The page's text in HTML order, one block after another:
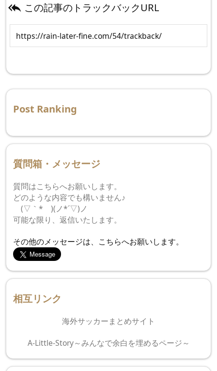
 この記事のトラックバックURL
Post Ranking
質問箱・メッセージ
質問はこちらへお願いします。
どのような内容でも構いません♪
ゝ(▽｀*ゝ)(ノ*´▽)ノ
可能な限り、返信いたします。
その他のメッセージは、こちらへお願いします。
相互リンク
海外サッカーまとめサイト
A-Little-Story～みんなで余白を埋めるページ～